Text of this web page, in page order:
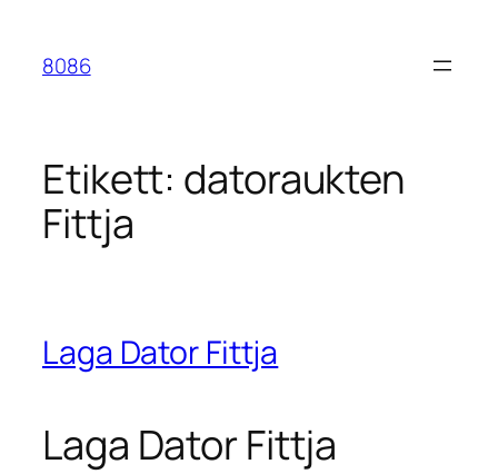
innehåll
8086
Etikett: datoraukten
Fittja
Laga Dator Fittja
Laga Dator Fittja